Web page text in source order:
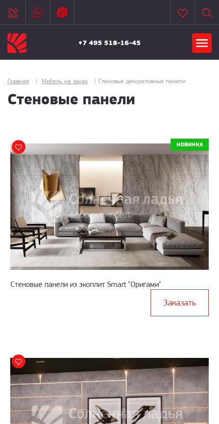
+7 495 518-16-45
Главная / Мебель на заказ / Стеновые декоративные панели
Стеновые панели
НОВИНКА
Стеновые панели из экоплит Smart "Оригами"
Заказать